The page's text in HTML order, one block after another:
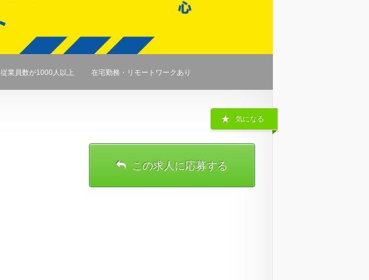
従業員数が1000人以上 在宅勤務・リモートワークあり
気になる
この求人に応募する